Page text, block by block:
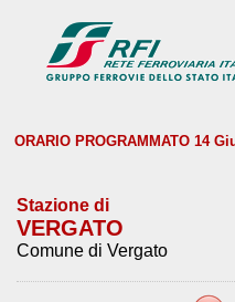
ORARIO PROGRAMMATO 14
Stazione di
VERGATO
Comune di Vergato